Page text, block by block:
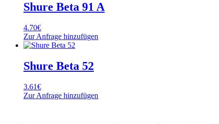
Shure Beta 91 A
4.70€
Zur Anfrage hinzufügen
Shure Beta 52
3.61€
Zur Anfrage hinzufügen